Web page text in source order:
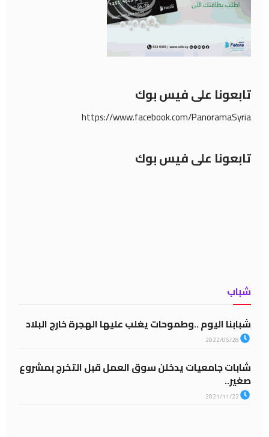
تابعونا على فيس بوك
https://www.facebook.com/PanoramaSyria
تابعونا على فيس بوك
شباب
شبابنا اليوم ..وطموحات يغلب عليها الهجرة خارج البلاد
شابات جامعيات يدخلن سوق العمل قبل التخرج بمشروع
صغير..